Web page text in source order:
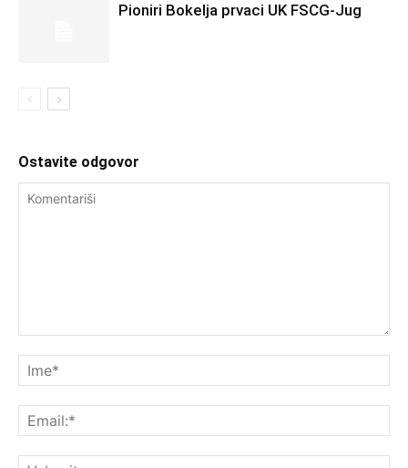
Pioniri Bokelja prvaci UK FSCG-Jug
Ostavite odgovor